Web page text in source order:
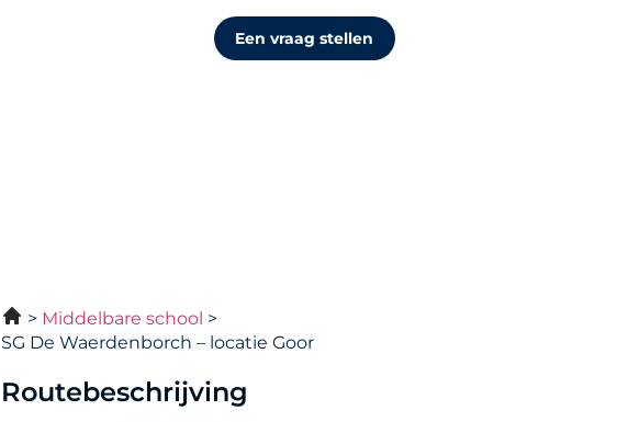
Een vraag stellen
Middelbare school
SG De Waerdenborch – locatie Goor
Routebeschrijving